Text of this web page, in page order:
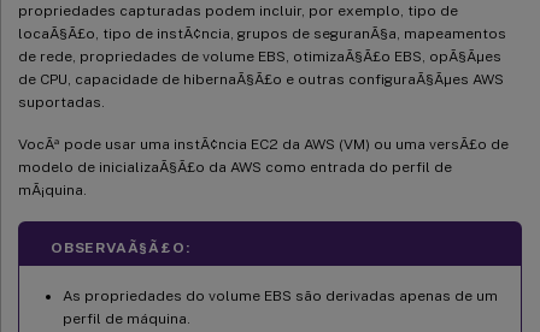
propriedades capturadas podem incluir, por exemplo, tipo de
locaÃ§Ã£o, tipo de instÃ¢ncia, grupos de seguranÃ§a, mapeamentos
de rede, propriedades de volume EBS, otimizaÃ§Ã£o EBS, opÃ§Ãµes
de CPU, capacidade de hibernaÃ§Ã£o e outras configuraÃ§Ãµes AWS
suportadas.
VocÃª pode usar uma instÃ¢ncia EC2 da AWS (VM) ou uma versÃ£o de
modelo de inicializaÃ§Ã£o da AWS como entrada do perfil de
mÃ¡quina.
OBSERVAÃ§Ã£O:
As propriedades do volume EBS são derivadas apenas de um
perfil de máquina.